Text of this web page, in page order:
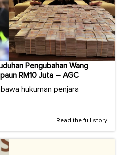
Pengubahan Wang
RM10 Juta – AGC
hukuman penjara
Read the full story